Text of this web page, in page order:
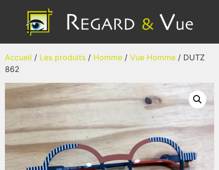
Accueil / Les produits / Homme / Vue Homme / DUTZ
862